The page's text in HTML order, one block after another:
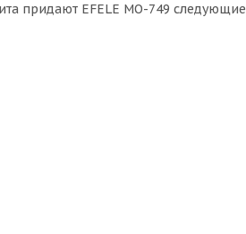
придают EFELE MO-749 следующие